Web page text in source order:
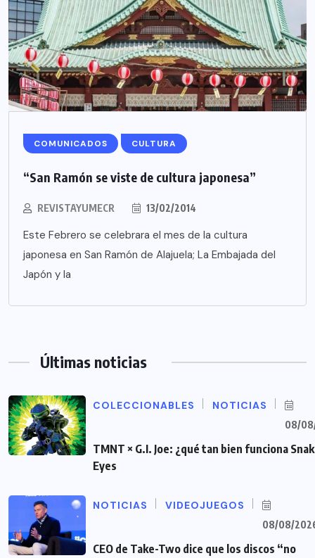
COMUNICADOS CULTURA
“San Ramón se viste de cultura japonesa”
REVISTAYUMECR 13/02/2014
Este Febrero se celebrara el mes de la cultura
japonesa en San Ramón de Alajuela; La Embajada del
Japón y la
Últimas noticias
COLECCIONABLES NOTICIAS
08/
TMNT × G.I. Joe: ¿qué tan bien funciona
Eyes
NOTICIAS VIDEOJUEGOS
08/08/
CEO de Take-Two dice que los discos “no